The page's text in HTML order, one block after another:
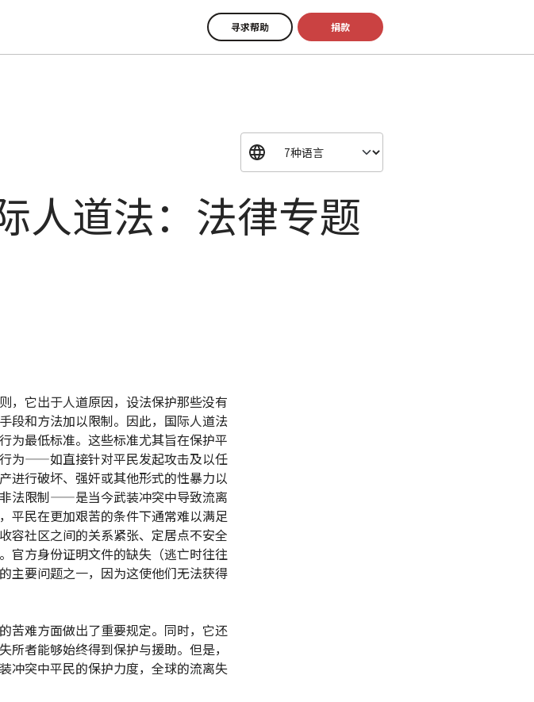
寻求帮助 捐款
人道法：法律专题
，它出于人道原因，设法保护那些没有
段和方法加以限制。因此，国际人道法
为最低标准。这些标准尤其旨在保护平
为——如直接针对平民发起攻击及以任
进行破坏、强奸或其他形式的性暴力以
法限制——是当今武装冲突中导致流离
平民在更加艰苦的条件下通常难以满足
容社区之间的关系紧张、定居点不安全
官方身份证明文件的缺失（逃亡时往往
主要问题之一，因为这使他们无法获得
苦难方面做出了重要规定。同时，它还
者能够始终得到保护与援助。但是，
冲突中平民的保护力度，全球的流离失